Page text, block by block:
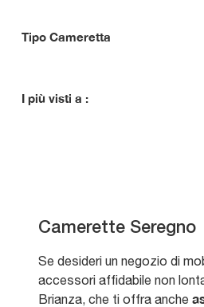
Tipo Cameretta
I più visti a :
Camerette Seregno
Se desideri un negozio di
accessori affidabile non
Brianza, che ti offra anche